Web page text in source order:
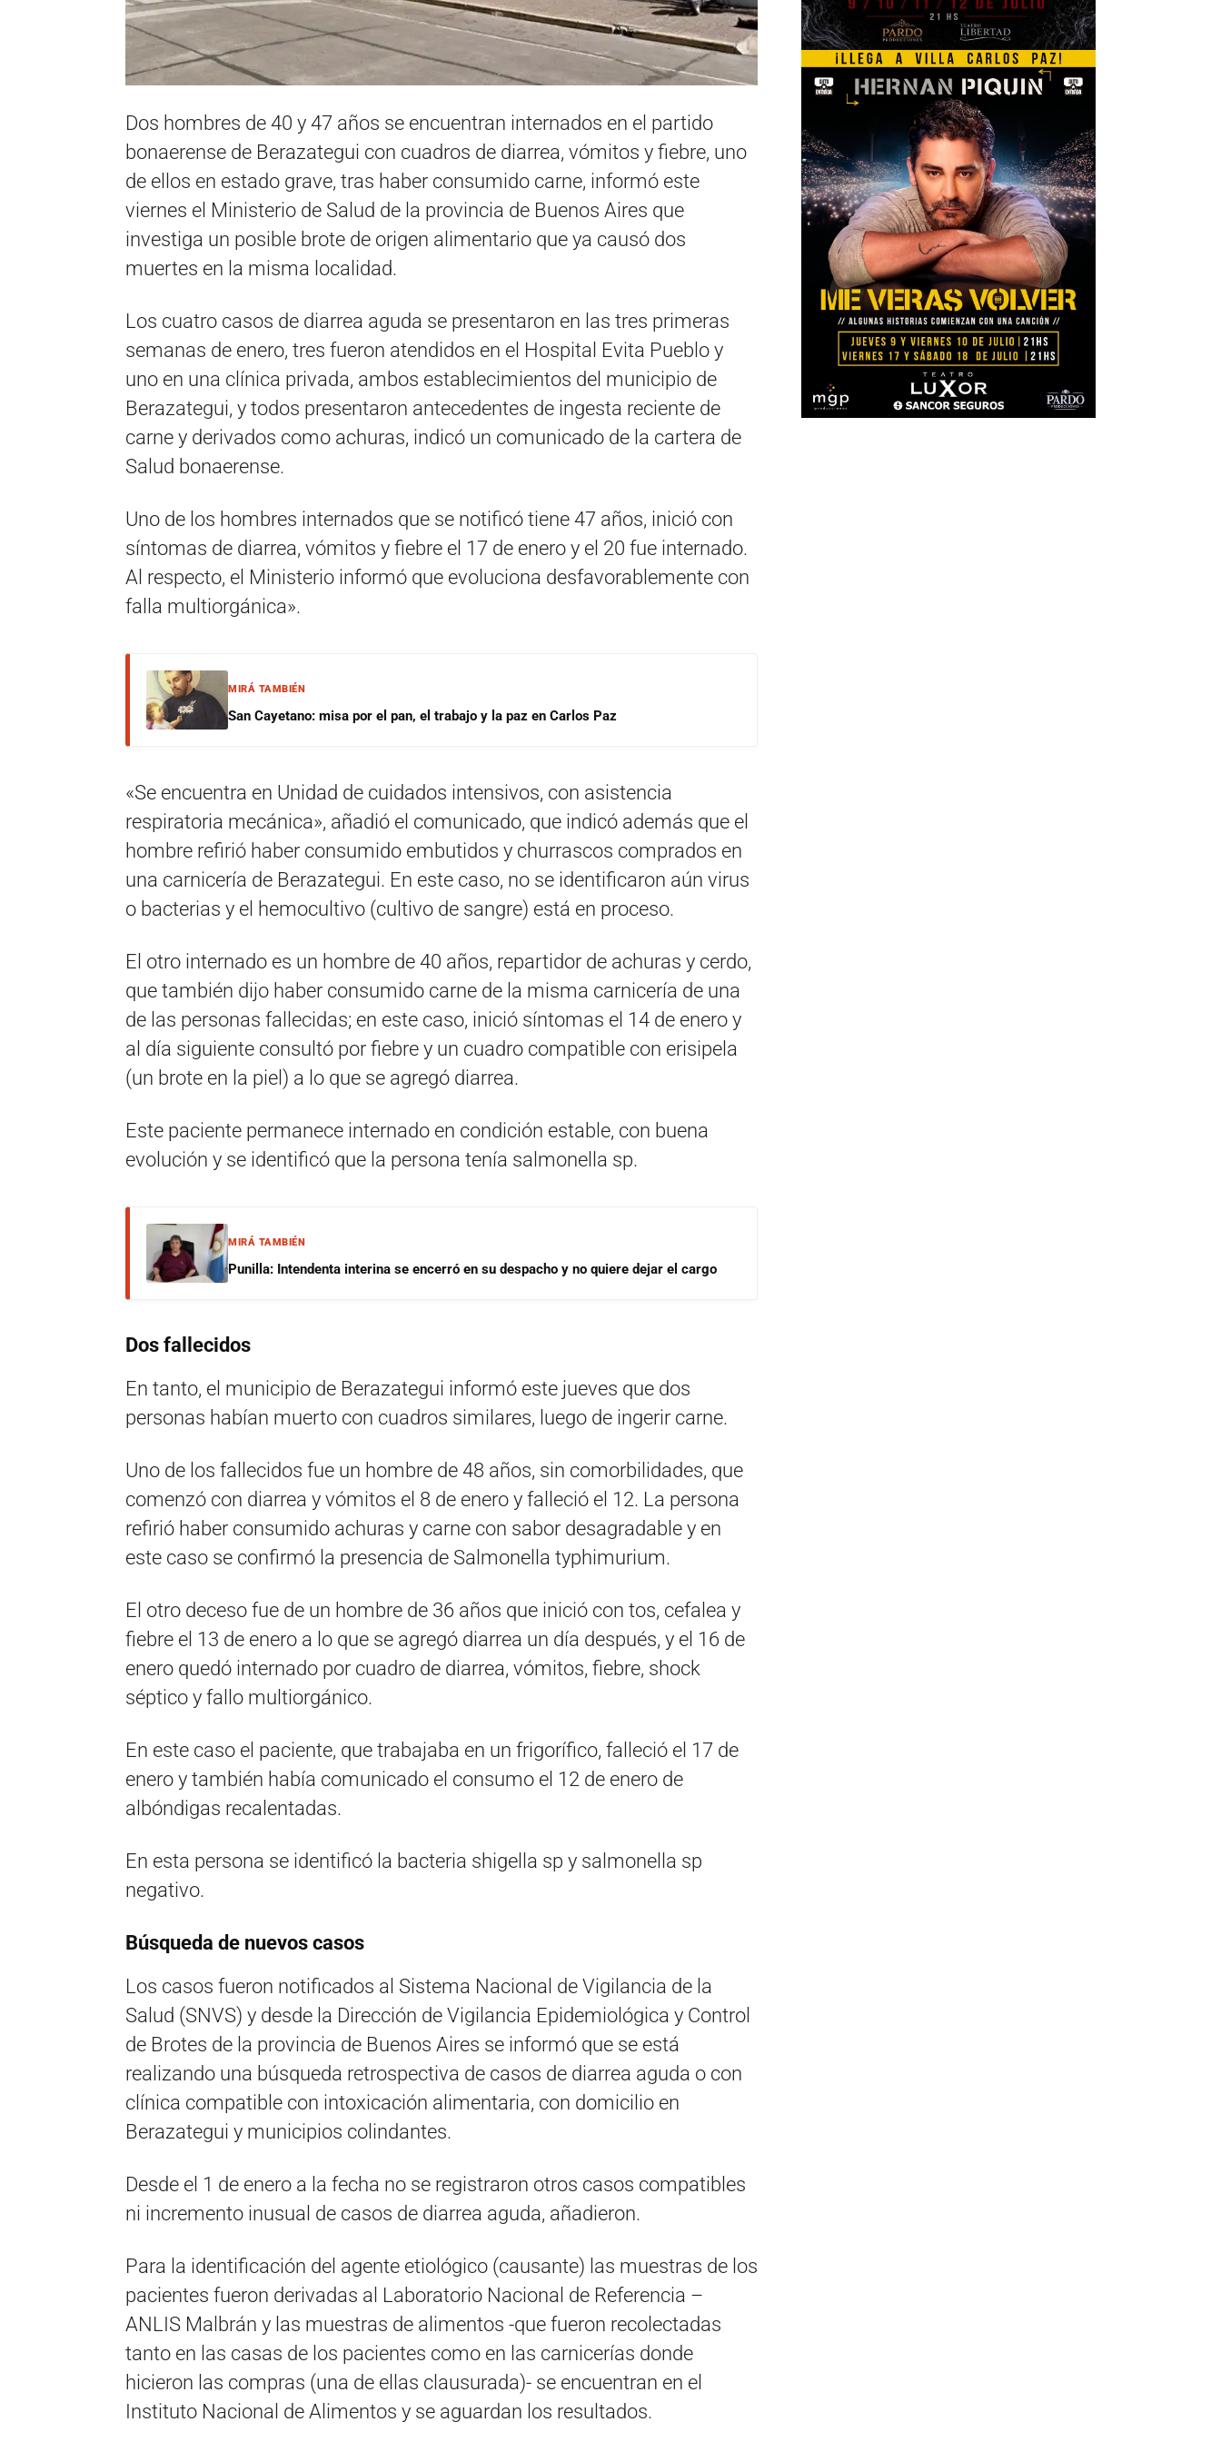
Dos hombres de 40 y 47 años se encuentran internados en el partido
bonaerense de Berazategui con cuadros de diarrea, vómitos y fiebre, uno
de ellos en estado grave, tras haber consumido carne, informó este
viernes el Ministerio de Salud de la provincia de Buenos Aires que
investiga un posible brote de origen alimentario que ya causó dos
muertes en la misma localidad.
Los cuatro casos de diarrea aguda se presentaron en las tres primeras
semanas de enero, tres fueron atendidos en el Hospital Evita Pueblo y
uno en una clínica privada, ambos establecimientos del municipio de
Berazategui, y todos presentaron antecedentes de ingesta reciente de
carne y derivados como achuras, indicó un comunicado de la cartera de
Salud bonaerense.
Uno de los hombres internados que se notificó tiene 47 años, inició con
síntomas de diarrea, vómitos y fiebre el 17 de enero y el 20 fue internado.
Al respecto, el Ministerio informó que evoluciona desfavorablemente con
falla multiorgánica».
MIRÁ TAMBIÉN
San Cayetano: misa por el pan, el trabajo y la paz en Carlos Paz
«Se encuentra en Unidad de cuidados intensivos, con asistencia
respiratoria mecánica», añadió el comunicado, que indicó además que el
hombre refirió haber consumido embutidos y churrascos comprados en
una carnicería de Berazategui. En este caso, no se identificaron aún virus
o bacterias y el hemocultivo (cultivo de sangre) está en proceso.
El otro internado es un hombre de 40 años, repartidor de achuras y cerdo,
que también dijo haber consumido carne de la misma carnicería de una
de las personas fallecidas; en este caso, inició síntomas el 14 de enero y
al día siguiente consultó por fiebre y un cuadro compatible con erisipela
(un brote en la piel) a lo que se agregó diarrea.
Este paciente permanece internado en condición estable, con buena
evolución y se identificó que la persona tenía salmonella sp.
MIRÁ TAMBIÉN
Punilla: Intendenta interina se encerró en su despacho y no quiere dejar el cargo
Dos fallecidos
En tanto, el municipio de Berazategui informó este jueves que dos
personas habían muerto con cuadros similares, luego de ingerir carne.
Uno de los fallecidos fue un hombre de 48 años, sin comorbilidades, que
comenzó con diarrea y vómitos el 8 de enero y falleció el 12. La persona
refirió haber consumido achuras y carne con sabor desagradable y en
este caso se confirmó la presencia de Salmonella typhimurium.
El otro deceso fue de un hombre de 36 años que inició con tos, cefalea y
fiebre el 13 de enero a lo que se agregó diarrea un día después, y el 16 de
enero quedó internado por cuadro de diarrea, vómitos, fiebre, shock
séptico y fallo multiorgánico.
En este caso el paciente, que trabajaba en un frigorífico, falleció el 17 de
enero y también había comunicado el consumo el 12 de enero de
albóndigas recalentadas.
En esta persona se identificó la bacteria shigella sp y salmonella sp
negativo.
Búsqueda de nuevos casos
Los casos fueron notificados al Sistema Nacional de Vigilancia de la
Salud (SNVS) y desde la Dirección de Vigilancia Epidemiológica y Control
de Brotes de la provincia de Buenos Aires se informó que se está
realizando una búsqueda retrospectiva de casos de diarrea aguda o con
clínica compatible con intoxicación alimentaria, con domicilio en
Berazategui y municipios colindantes.
Desde el 1 de enero a la fecha no se registraron otros casos compatibles
ni incremento inusual de casos de diarrea aguda, añadieron.
Para la identificación del agente etiológico (causante) las muestras de los
pacientes fueron derivadas al Laboratorio Nacional de Referencia –
ANLIS Malbrán y las muestras de alimentos -que fueron recolectadas
tanto en las casas de los pacientes como en las carnicerías donde
hicieron las compras (una de ellas clausurada)- se encuentran en el
Instituto Nacional de Alimentos y se aguardan los resultados.